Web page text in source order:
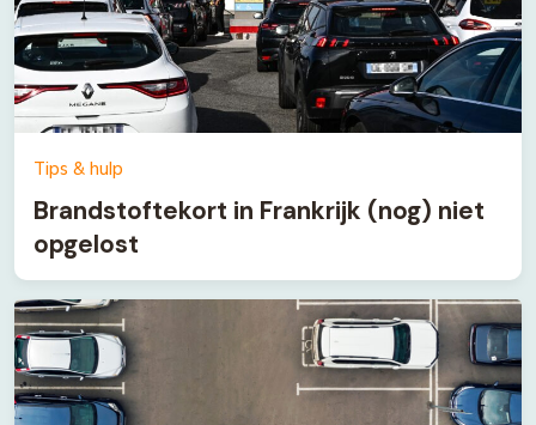
Tips & hulp
Brandstoftekort in Frankrijk (nog) niet
opgelost